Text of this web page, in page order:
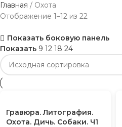
Главная
Охота
Отображение 1–12 из 22
Показать боковую панель
Показать 9 12 18 24
Гравюра. Литография.
Охота. Дичь. Собаки. Ч1